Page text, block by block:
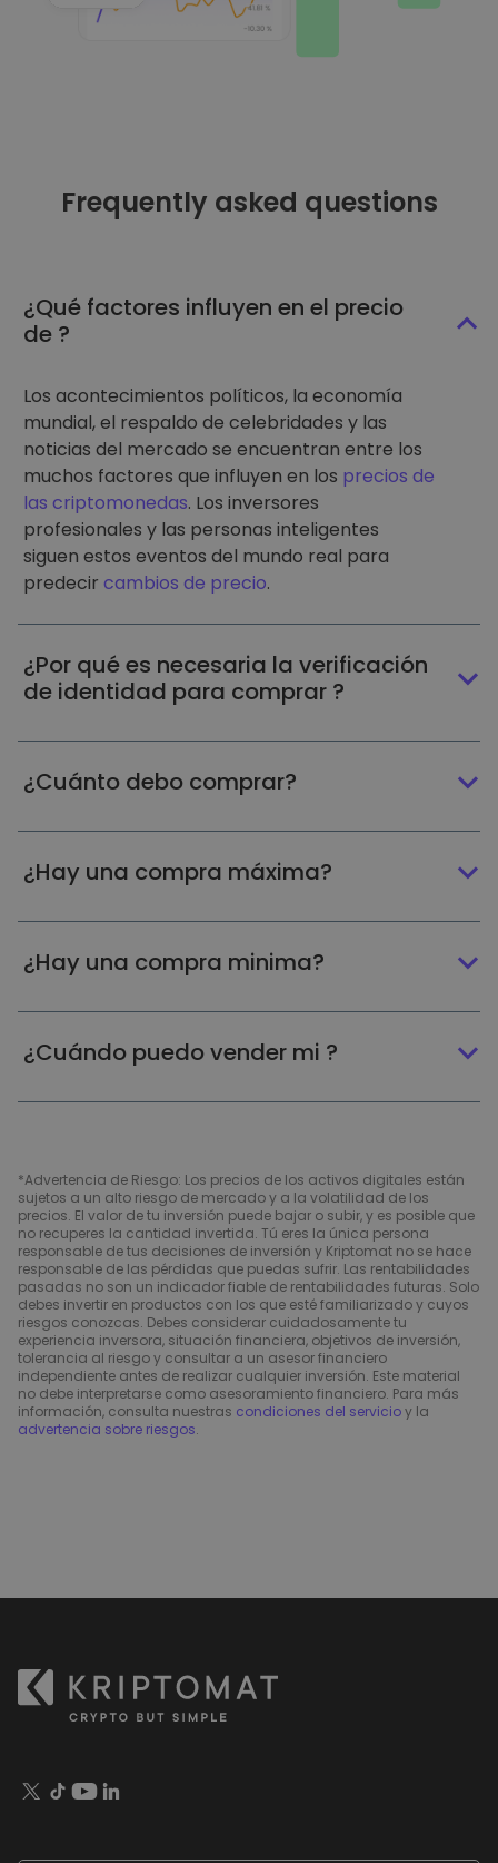
Frequently asked questions
¿Qué factores influyen en el precio
de ?
Los acontecimientos políticos, la economía
mundial, el respaldo de celebridades y las
noticias del mercado se encuentran entre los
muchos factores que influyen en los precios de
las criptomonedas. Los inversores
profesionales y las personas inteligentes
siguen estos eventos del mundo real para
predecir cambios de precio.
¿Por qué es necesaria la verificación
de identidad para comprar ?
¿Cuánto debo comprar?
¿Hay una compra máxima?
¿Hay una compra minima?
¿Cuándo puedo vender mi ?
*Advertencia de Riesgo: Los precios de los activos digitales están
sujetos a un alto riesgo de mercado y a la volatilidad de los
precios. El valor de tu inversión puede bajar o subir, y es posible que
no recuperes la cantidad invertida. Tú eres la única persona
responsable de tus decisiones de inversión y Kriptomat no se hace
responsable de las pérdidas que puedas sufrir. Las rentabilidades
pasadas no son un indicador fiable de rentabilidades futuras. Solo
debes invertir en productos con los que esté familiarizado y cuyos
riesgos conozcas. Debes considerar cuidadosamente tu
experiencia inversora, situación financiera, objetivos de inversión,
tolerancia al riesgo y consultar a un asesor financiero
independiente antes de realizar cualquier inversión. Este material
no debe interpretarse como asesoramiento financiero. Para más
información, consulta nuestras condiciones del servicioy la
advertencia sobre riesgos.